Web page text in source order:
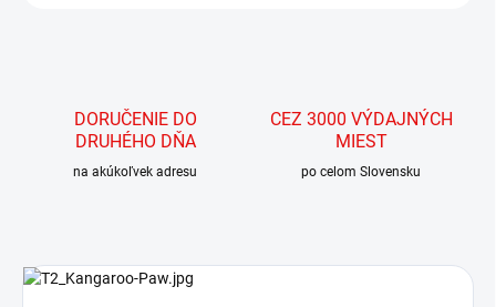
DORUČENIE DO
DRUHÉHO DŇA
na akúkoľvek adresu
CEZ 3000 VÝDAJNÝCH
MIEST
po celom Slovensku